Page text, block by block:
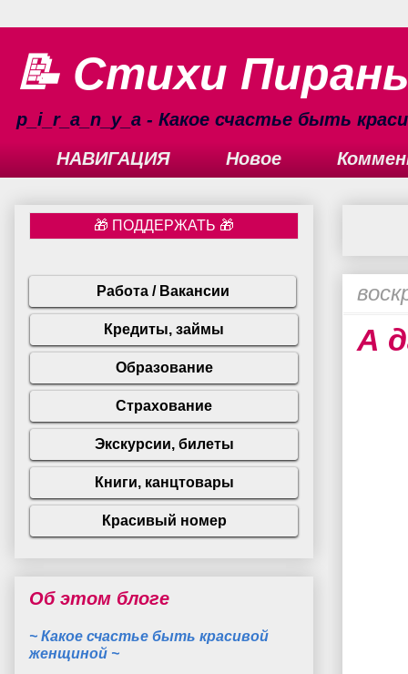
📝 Стихи
p_i_r_a_n_y_a - Какое счастье быть
НАВИГАЦИЯ
Новое
А
Об этом блоге
~ Какое счастье быть красивой
женщиной ~